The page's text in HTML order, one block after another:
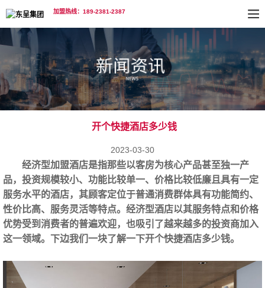
加盟热线：189-2381-2387
开个快捷酒店多少钱
2023-03-30
经济型加盟酒店‍是指那些以客房为核心产品甚至独一产
品，投资规模较小、功能比较单一、价格比较低廉且具有一定
服务水平的酒店，其顾客定位于普通消费群体具有功能简约、
性价比高、服务灵活等特点。经济型酒店以其服务特点和价格
优势受到消费者的普遍欢迎，也吸引了越来越多的投资商加入
这一领域。下边我们一块了解一下开个快捷酒店多少钱。